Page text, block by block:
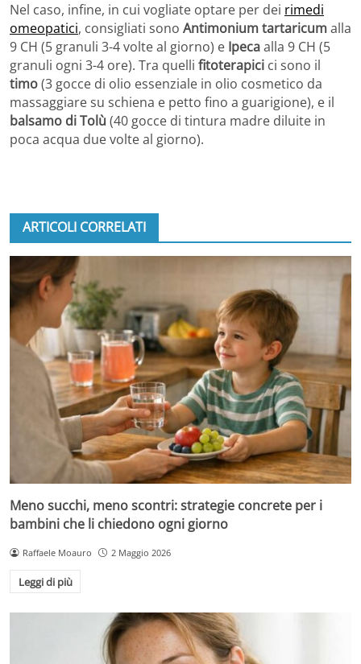
Nel caso, infine, in cui vogliate optare per dei rimedi
omeopatici, consigliati sono Antimonium tartaricumalla
9 CH (5 granuli 3-4 volte al giorno) e Ipecaalla 9 CH (5
granuli ogni 3-4 ore). Tra quelli fitoterapici ci sono il
timo(3 gocce di olio essenziale in olio cosmetico da
massaggiare su schiena e petto fino a guarigione), e il
balsamo di Tolù (40 gocce di tintura madre diluite in
poca acqua due volte al giorno).
ARTICOLI CORRELATI
Meno succhi, meno scontri: strategie concrete per i
bambini che li chiedono ogni giorno
Raffaele Moauro 2 Maggio 2026
Leggi di più